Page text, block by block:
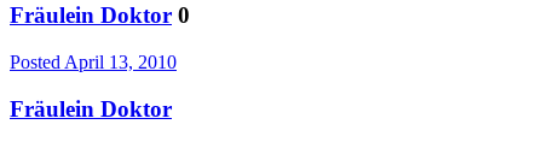
Fräulein Doktor 0
Posted April 13, 2010
Fräulein Doktor